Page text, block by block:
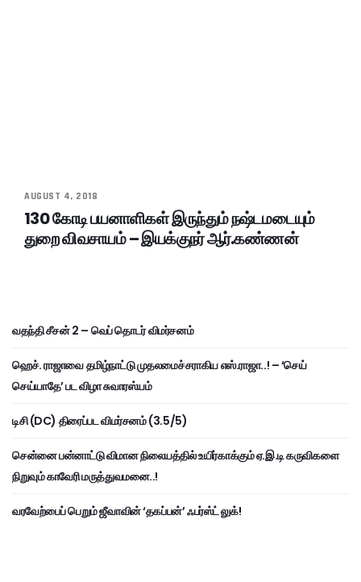
AUGUST 4, 2018
130 கோடி பயனாளிகள் இருந்தும் நஷ்டமடையும்
துறை விவசாயம் – இயக்குநர் ஆர்.கண்ணன்
வதந்தி சீசன் 2 – வெப் தொடர் விமர்சனம்
ஹெச். ராஜாவை தமிழ்நாட்டு முதலமைச்சராகிய எஸ்.ராஜா..! – ‘செய்
செய்யாதே’ பட விழா சுவாரஸ்யம்
டிசி (DC) திரைப்பட விமர்சனம் (3.5/5)
சென்னை பன்னாட்டு விமான நிலையத்தில் உயிர்காக்கும் ஏ.இ.டி கருவிகளை
நிறுவும் காவேரி மருத்துவமனை..!
வரவேற்பைப் பெறும் ஜீவாவின் ‘தகப்பன்’ ஃபர்ஸ்ட் லுக்!